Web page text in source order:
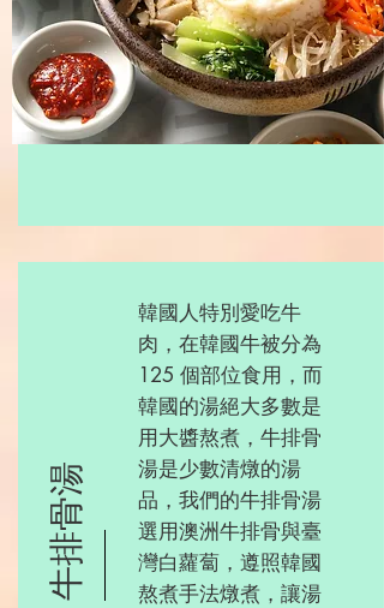
牛排骨湯
韓國人特別愛吃牛
肉，在韓國牛被分為
125 個部位食用，而
韓國的湯絕大多數是
用大醬熬煮，牛排骨
湯是少數清燉的湯
品，我們的牛排骨湯
選用澳洲牛排骨與臺
灣白蘿蔔，遵照韓國
熬煮手法燉煮，讓湯